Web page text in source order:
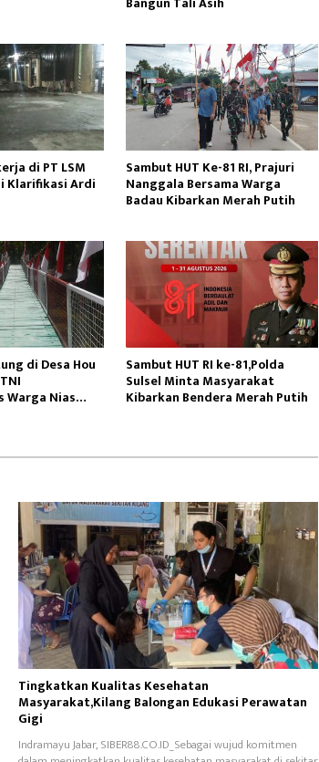
di PT LSM
Klarifikasi Ardi
Sambut HUT Ke-81 RI, Prajuri
Nanggala Bersama Warga
Badau Kibarkan Merah Putih
di Desa Hou
Warga Nias
Sambut HUT RI ke-81,Polda
Sulsel Minta Masyarakat
Kibarkan Bendera Merah Putih
Tingkatkan Kualitas Kesehatan
Masyarakat,Kilang Balongan Edukasi Perawatan
Gigi
Indramayu Jabar, SIBER88.CO.ID_Sebagai wujud komitmen